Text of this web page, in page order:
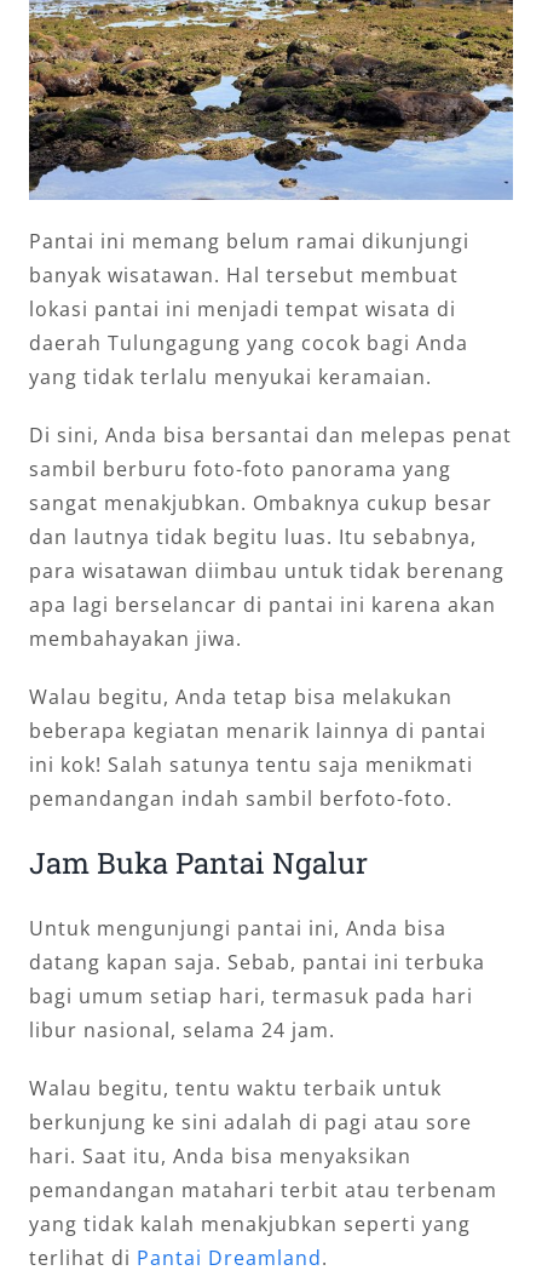
Pantai ini memang belum ramai dikunjungi
banyak wisatawan. Hal tersebut membuat
lokasi pantai ini menjadi tempat wisata di
daerah Tulungagung yang cocok bagi Anda
yang tidak terlalu menyukai keramaian.
Di sini, Anda bisa bersantai dan melepas penat
sambil berburu foto-foto panorama yang
sangat menakjubkan. Ombaknya cukup besar
dan lautnya tidak begitu luas. Itu sebabnya,
para wisatawan diimbau untuk tidak berenang
apa lagi berselancar di pantai ini karena akan
membahayakan jiwa.
Walau begitu, Anda tetap bisa melakukan
beberapa kegiatan menarik lainnya di pantai
ini kok! Salah satunya tentu saja menikmati
pemandangan indah sambil berfoto-foto.
Jam Buka Pantai Ngalur
Untuk mengunjungi pantai ini, Anda bisa
datang kapan saja. Sebab, pantai ini terbuka
bagi umum setiap hari, termasuk pada hari
libur nasional, selama 24 jam.
Walau begitu, tentu waktu terbaik untuk
berkunjung ke sini adalah di pagi atau sore
hari. Saat itu, Anda bisa menyaksikan
pemandangan matahari terbit atau terbenam
yang tidak kalah menakjubkan seperti yang
terlihat di Pantai Dreamland.